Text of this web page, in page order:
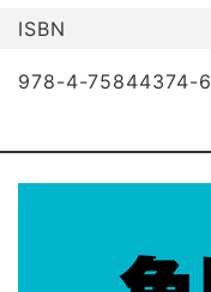
ISBN
978-4-75844374-6